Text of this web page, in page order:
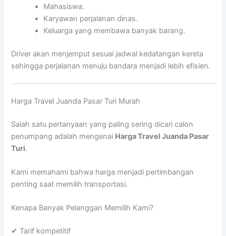
Mahasiswa.
Karyawan perjalanan dinas.
Keluarga yang membawa banyak barang.
Driver akan menjemput sesuai jadwal kedatangan kereta
sehingga perjalanan menuju bandara menjadi lebih efisien.
Harga Travel Juanda Pasar Turi Murah
Salah satu pertanyaan yang paling sering dicari calon
penumpang adalah mengenai Harga Travel Juanda Pasar
Turi.
Kami memahami bahwa harga menjadi pertimbangan
penting saat memilih transportasi.
Kenapa Banyak Pelanggan Memilih Kami?
✔ Tarif kompetitif